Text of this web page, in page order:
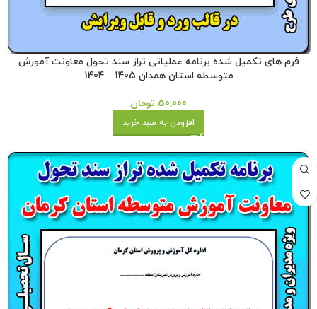
فرم های تکمیل شده برنامه عملیاتی تراز سند تحول معاونت آموزش
متوسطه استان همدان 1405 – 1404
50,000 تومان
افزودن به سبد خرید